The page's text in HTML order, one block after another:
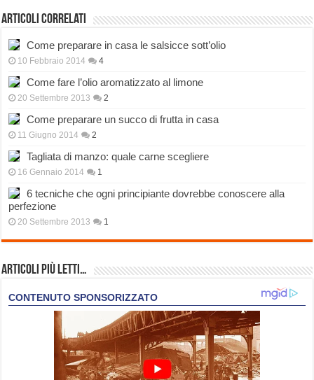
Articoli correlati
Come preparare in casa le salsicce sott’olio
10 Febbraio 2014 4
Come fare l’olio aromatizzato al limone
20 Settembre 2013 2
Come preparare un succo di frutta in casa
11 Giugno 2014 2
Tagliata di manzo: quale carne scegliere
16 Gennaio 2014 1
6 tecniche che ogni principiante dovrebbe conoscere alla
perfezione
20 Settembre 2013 1
Articoli più Letti…